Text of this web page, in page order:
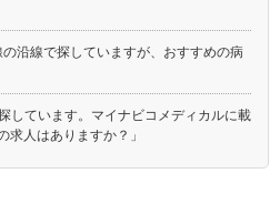
の沿線で探していますが、おすすめの病
しています。マイナビコメディカルに載
求人はありますか？」